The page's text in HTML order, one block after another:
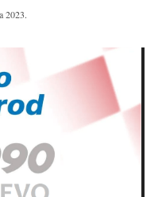
2023.